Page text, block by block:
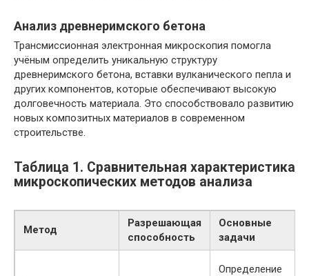
Анализ древнеримского бетона
Трансмиссионная электронная микроскопия помогла
учёным определить уникальную структуру
древнеримского бетона, вставки вулканического пепла и
других компонентов, которые обеспечивают высокую
долговечность материала. Это способствовало развитию
новых композитных материалов в современном
строительстве.
Таблица 1. Сравнительная характеристика
микроскопических методов анализа
Метод
Разрешающая
способность
Основные
задачи
Определение